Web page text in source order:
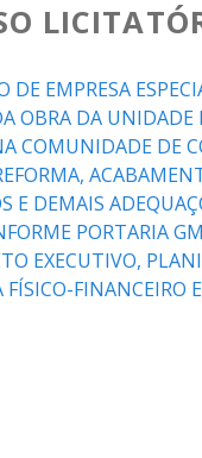
DE EMPRESA
OBRA DA
COMUNIDADE DE
E DEMAIS
PORTARIA
EXECUTIVO,
FINANCEIRO